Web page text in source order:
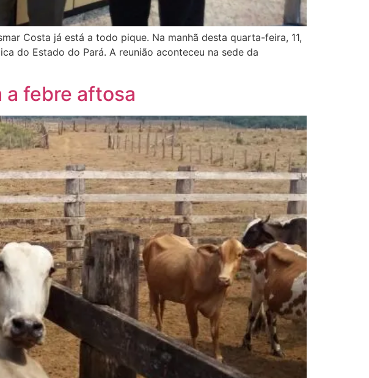
Costa já está a todo pique. Na manhã desta quarta-feira, 11,
do Estado do Pará. A reunião aconteceu na sede da
a febre aftosa